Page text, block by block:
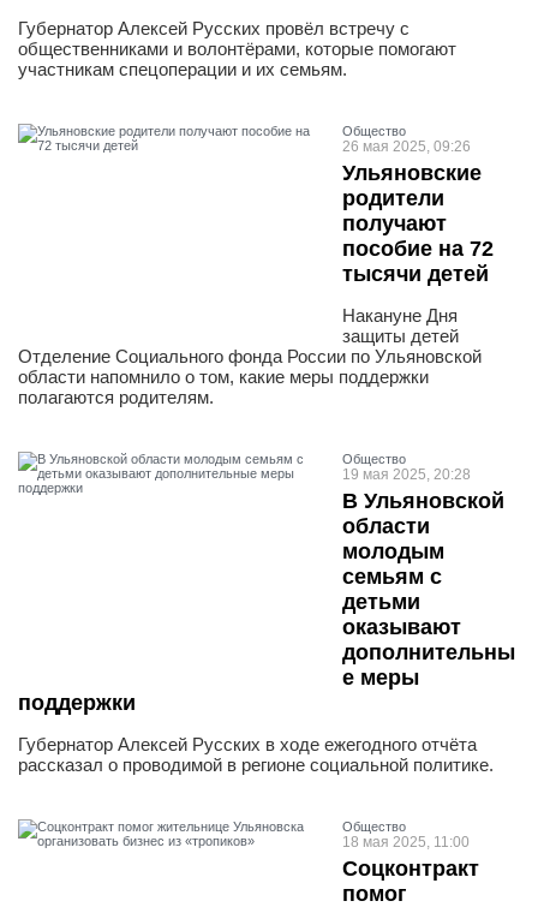
Губернатор Алексей Русских провёл встречу с
общественниками и волонтёрами, которые помогают
участникам спецоперации и их семьям.
Общество
26 мая 2025, 09:26
Ульяновские
родители
получают
пособие на 72
тысячи детей
Накануне Дня
защиты детей
Отделение Социального фонда России по Ульяновской
области напомнило о том, какие меры поддержки
полагаются родителям.
Общество
19 мая 2025, 20:28
В Ульяновской
области
молодым
семьям с
детьми
оказывают
дополнительны
е меры
поддержки
Губернатор Алексей Русских в ходе ежегодного отчёта
рассказал о проводимой в регионе социальной политике.
Общество
18 мая 2025, 11:00
Соцконтракт
помог